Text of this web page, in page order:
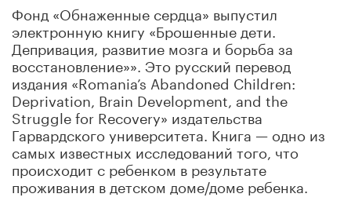
Фонд «Обнаженные сердца» выпустил
электронную книгу «Брошенные дети.
Депривация, развитие мозга и борьба за
восстановление»». Это русский перевод
издания «Romania’s Abandoned Children:
Deprivation, Brain Development, and the
Struggle for Recovery» издательства
Гарвардского университета. Книга — одно из
самых известных исследований того, что
происходит с ребенком в результате
проживания в детском доме/доме ребенка.